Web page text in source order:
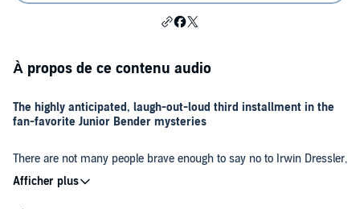
À propos de ce contenu audio
The highly anticipated, laugh-out-loud third installment in the
fan-favorite Junior Bender mysteries
There are not many people brave enough to say no to Irwin Dressler,
Hollywood’s scariest mob boss turned movie king. Even though
Dressler is 93 years old, LA burglar Junior Bender is quaking in his